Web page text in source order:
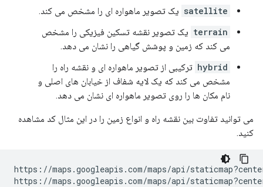
satellite یک تصویر ماهواره ای را مشخص می کند.
terrain یک تصویر نقشه تسکین فیزیکی را مشخص
می کند که زمین و پوشش گیاهی را نشان می دهد.
hybrid ترکیبی از تصویر ماهواره ای و نقشه راه را
مشخص می کند که یک لایه شفاف از خیابان های اصلی و
نام مکان ها را روی تصویر ماهواره ای نشان می دهد.
می توانید تفاوت بین نقشه راه و انواع زمین را در این مثال کد مشاهده
کنید.
https://maps.googleapis.com/maps/api/
https://maps.googleapis.com/maps/api/